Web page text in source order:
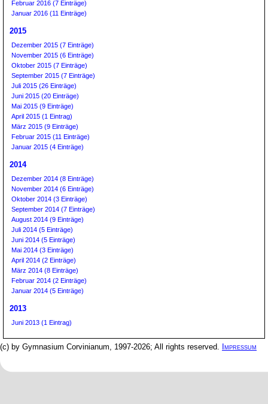
Februar 2016 (7 Einträge)
Januar 2016 (11 Einträge)
2015
Dezember 2015 (7 Einträge)
November 2015 (6 Einträge)
Oktober 2015 (7 Einträge)
September 2015 (7 Einträge)
Juli 2015 (26 Einträge)
Juni 2015 (20 Einträge)
Mai 2015 (9 Einträge)
April 2015 (1 Eintrag)
März 2015 (9 Einträge)
Februar 2015 (11 Einträge)
Januar 2015 (4 Einträge)
2014
Dezember 2014 (8 Einträge)
November 2014 (6 Einträge)
Oktober 2014 (3 Einträge)
September 2014 (7 Einträge)
August 2014 (9 Einträge)
Juli 2014 (5 Einträge)
Juni 2014 (5 Einträge)
Mai 2014 (3 Einträge)
April 2014 (2 Einträge)
März 2014 (8 Einträge)
Februar 2014 (2 Einträge)
Januar 2014 (5 Einträge)
2013
Juni 2013 (1 Eintrag)
(c) by Gymnasium Corvinianum, 1997-2026; All rights reserved. Impressum